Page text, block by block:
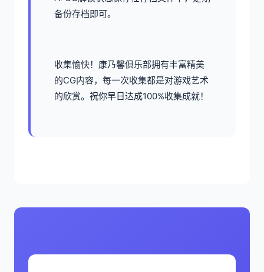
备份存档即可。
收集愉快！康乃馨俱乐部拥有丰富精美
的CG内容，每一次收集都是对游戏艺术
的欣赏。祝你早日达成100%收集成就！